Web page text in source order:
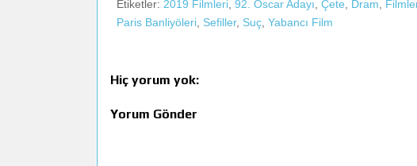
Etiketler: 2019 Filmleri 92. Oscar Adayı Çete Dram
Paris Banliyöleri Sefiller, Suç Yabancı Film
Hiç yorum yok:
Yorum Gönder